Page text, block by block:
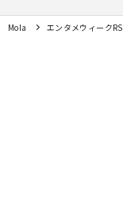
Mola エンタメウィーク